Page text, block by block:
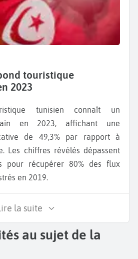
touristique
2023
en 2023, affichant une
de 49,3% par rapport à
Les chiffres révélés dépassent
pour récupérer 80% des flux
en 2019.
la suite
au sujet de la